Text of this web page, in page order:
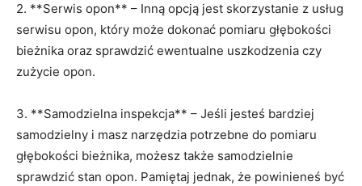
2. **Serwis opon** – Inną opcją jest skorzystanie z usług
serwisu opon, który może dokonać pomiaru ‍głębokości
bieżnika oraz‍ sprawdzić ewentualne uszkodzenia czy
zużycie ⁤opon.
3. **Samodzielna inspekcja** – ⁤Jeśli jesteś bardziej
samodzielny ‌i masz ⁣narzędzia potrzebne do pomiaru
głębokości bieżnika, możesz także samodzielnie
sprawdzić stan opon. Pamiętaj jednak, że powinieneś być